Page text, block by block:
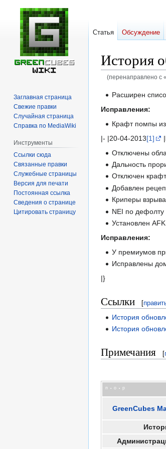
История
(перенаправлено с «
Перейти
к
Перейти
к
Расширен
Исправления:
Крафт помпы
|- |20-04-2013[1] |
Отключены
Дальность
Отключен
Добавлен
Криперы
NEI по дефолту
Установлен AFK
Исправления:
У премиумов
Исправлены
|}
Ссылки [
История
История
Примечания [
п • о • р
GreenCubes
Статья Обсуждение
Заглавная страница
Свежие правки
Случайная страница
Справка по MediaWiki
Инструменты
Ссылки сюда
Связанные правки
Служебные страницы
Версия для печати
Постоянная ссылка
Сведения о странице
Цитировать страницу